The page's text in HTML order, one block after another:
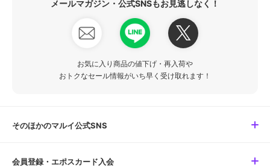
メールマガジン・公式SNSもお見逃しなく！
お気に入り商品の値下げ・再入荷や
おトクなセール情報がいち早く受け取れます！
そのほかのマルイ公式SNS
会員登録・エポスカード入会